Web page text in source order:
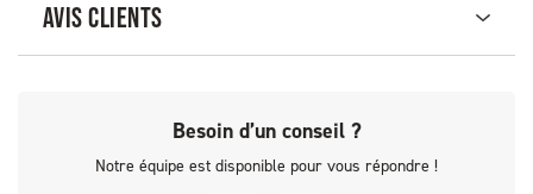
AVIS CLIENTS
Besoin d’un conseil ?
Notre équipe est disponible pour vous répondre !